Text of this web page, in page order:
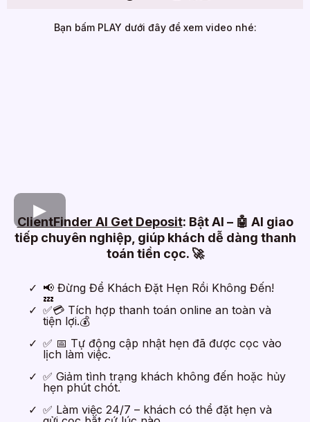
Bạn bấm PLAY dưới đây để xem video nhé:
ClientFinder AI Get Deposit: Bật AI – 🤖 AI giao
tiếp chuyên nghiệp, giúp khách dễ dàng thanh
toán tiền cọc. 🚀
📢 Đừng Để Khách Đặt Hẹn Rồi Không Đến!
💤
✅💳 Tích hợp thanh toán online an toàn và
tiện lợi.💰
✅ 📅 Tự động cập nhật hẹn đã được cọc vào
lịch làm việc.
✅ Giảm tình trạng khách không đến hoặc hủy
hẹn phút chót.
✅ Làm việc 24/7 – khách có thể đặt hẹn và